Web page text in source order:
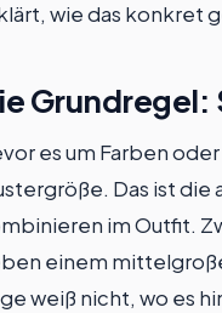
wie das konkret
Grundregel:
es um Farben
Das ist
im Outfit.
einem
weiß nicht, wo es